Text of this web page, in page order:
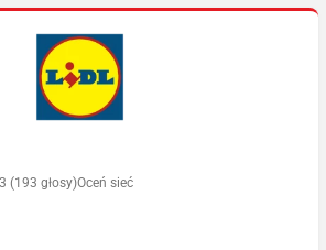
(193 głosy)Oceń sieć